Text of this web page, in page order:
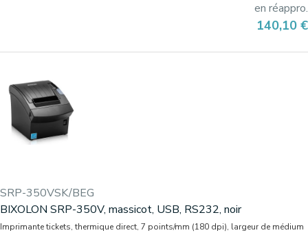
en réappro.
Prix
140,10 €
SRP-350VSK/BEG
BIXOLON SRP-350V, massicot, USB, RS232, noir
Imprimante tickets, thermique direct, 7 points/mm (180 dpi), largeur de médium